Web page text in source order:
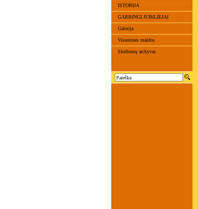
ISTORIJA
GARBINGI JUBILIEJAI
Galerija
Visuotinės maldos
Skelbimų archyvas